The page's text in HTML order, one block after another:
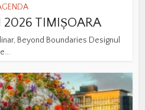
2026 TIMIȘOARA
Beyond Boundaries Designul